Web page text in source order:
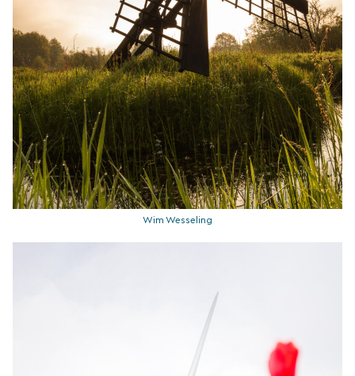
Wim Wesseling